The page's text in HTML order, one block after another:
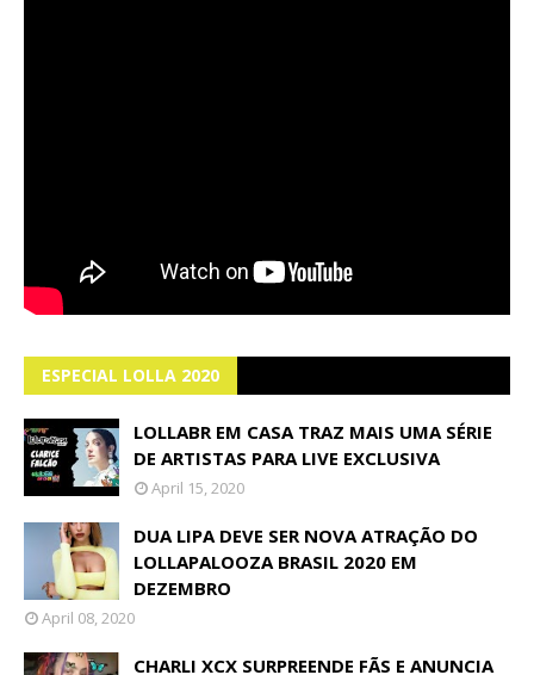
ESPECIAL LOLLA 2020
LOLLABR EM CASA TRAZ MAIS UMA SÉRIE
DE ARTISTAS PARA LIVE EXCLUSIVA
April 15, 2020
DUA LIPA DEVE SER NOVA ATRAÇÃO DO
LOLLAPALOOZA BRASIL 2020 EM
DEZEMBRO
April 08, 2020
CHARLI XCX SURPREENDE FÃS E ANUNCIA